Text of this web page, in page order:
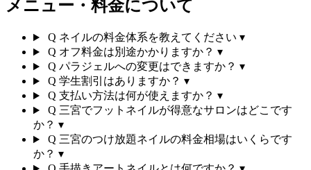
メニュー・料金について
Q ネイルの料金体系を教えてください ▾
Q オフ料金は別途かかりますか？ ▾
Q パラジェルへの変更はできますか？ ▾
Q 学生割引はありますか？ ▾
Q 支払い方法は何が使えますか？ ▾
Q 三宮でフットネイルが得意なサロンはどこです
か？ ▾
Q 三宮のつけ放題ネイルの料金相場はいくらです
か？ ▾